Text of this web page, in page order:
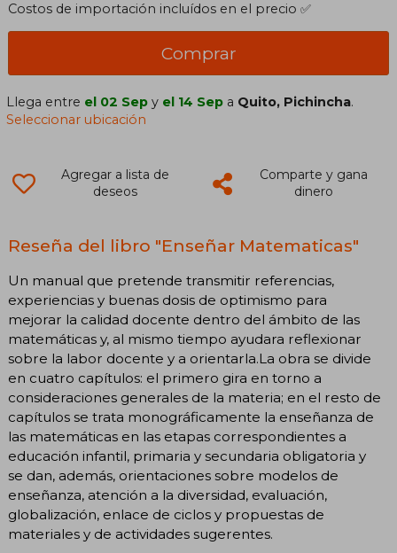
Costos de importación incluídos en el precio ✅
Comprar
Llega entre el 02 Sep y el 14 Sep a Quito, Pichincha.
Seleccionar ubicación
Agregar a lista de
deseos
Comparte y gana
dinero
Reseña del libro "Enseñar Matematicas"
Un manual que pretende transmitir referencias,
experiencias y buenas dosis de optimismo para
mejorar la calidad docente dentro del ámbito de las
matemáticas y, al mismo tiempo ayudara reflexionar
sobre la labor docente y a orientarla.La obra se divide
en cuatro capítulos: el primero gira en torno a
consideraciones generales de la materia; en el resto de
capítulos se trata monográficamente la enseñanza de
las matemáticas en las etapas correspondientes a
educación infantil, primaria y secundaria obligatoria y
se dan, además, orientaciones sobre modelos de
enseñanza, atención a la diversidad, evaluación,
globalización, enlace de ciclos y propuestas de
materiales y de actividades sugerentes.